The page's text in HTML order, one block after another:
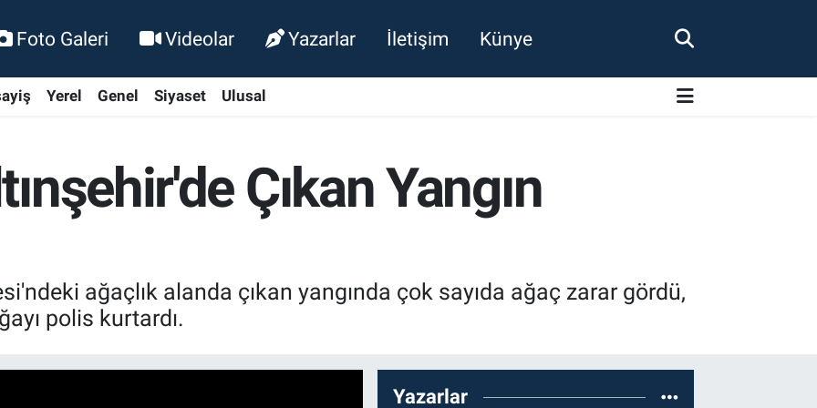
Foto Galeri Videolar Yazarlar İletişim Künye
Yerel Genel Siyaset Ulusal
Çıkan Yangın
ağaçlık alanda çıkan yangında çok sayıda ağaç zarar gördü,
polis kurtardı.
Yazarlar